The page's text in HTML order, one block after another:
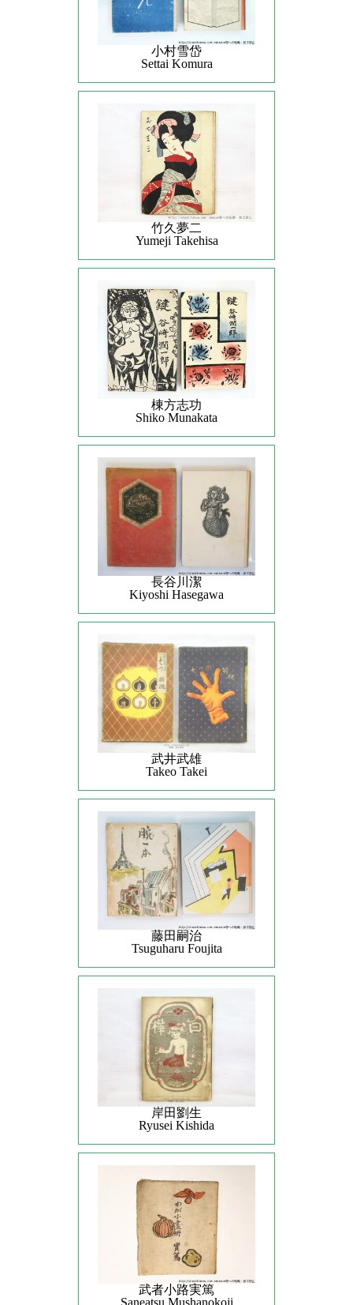
小村雪岱
Settai Komura
竹久夢二
Yumeji Takehisa
棟方志功
Shiko Munakata
長谷川潔
Kiyoshi Hasegawa
武井武雄
Takeo Takei
藤田嗣治
Tsuguharu Foujita
岸田劉生
Ryusei Kishida
武者小路実篤
Saneatsu Mushanokoji